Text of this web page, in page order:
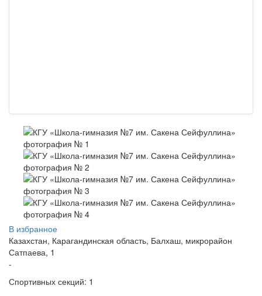
В избранное
Казахстан, Карагандинская область, Балхаш, микрорайон
Сатпаева, 1
-
Спортивных секций: 1